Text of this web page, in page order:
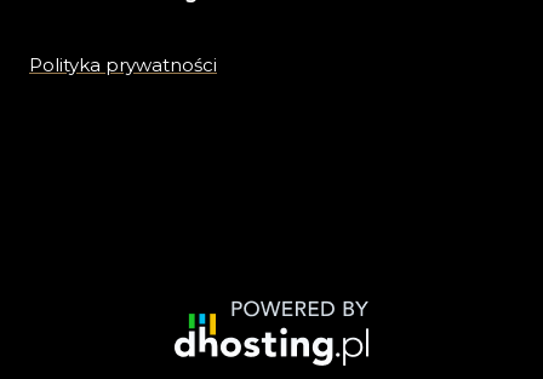
Polityka prywatności